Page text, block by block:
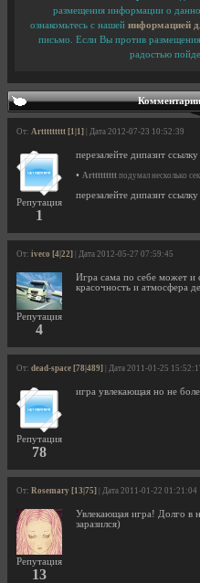
размещения информации о
ознакомьтесь с нашей информацией
письмо. Если Вы против
радостью
От: Arttttttttt [1|1] | Дата 2012-07-23 10:52:39
Репутация
1
перезалейте дипазит ссылку
• Arttttttttt подумал несколько
перезалейте дипазит ссылку
От: iveco [4|22] | Дата 2012-05-27 07:59:45
Репутация
4
Игра сама по себе может и
красочность и атмосфера
От: dead-space [78|489] | Дата 2011-01-25
Репутация
78
игра увлекающая но не
От: Rosemary [13|75] | Дата 2011-01-22 01:21:04
Репутация
13
Увлекающая игра! Долго в
заразился)